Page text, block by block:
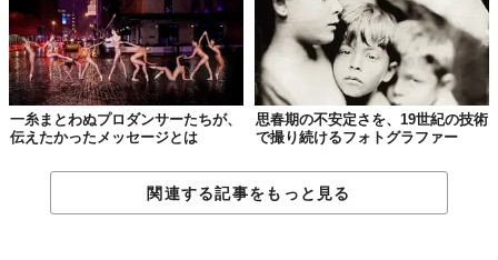
一糸まとわぬプロダンサーたちが、
伝えたかったメッセージとは
思春期の不安定さを、19世紀の技術
で撮り続けるフォトグラファー
関連する記事をもっと見る